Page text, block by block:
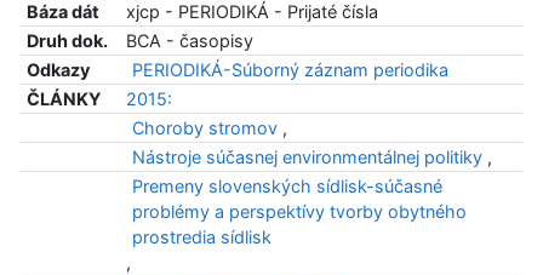
Báza dát
xjcp - PERIODIKÁ - Prijaté čísla
Druh dok.
BCA - časopisy
Odkazy
PERIODIKÁ-Súborný záznam periodika
ČLÁNKY
2015:
Choroby stromov ,
Nástroje súčasnej environmentálnej politiky ,
Premeny slovenských sídlisk-súčasné
problémy a perspektívy tvorby obytného
prostredia sídlisk
,